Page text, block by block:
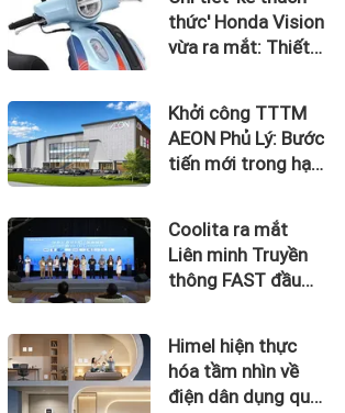
hùng quan Tây
Bắc”
thức' Honda Vision
vừa ra mắt: Thiết
triệu đồng
Khởi công TTTM
AEON Phủ Lý: Bước
tiến mới trong hạ
Coolita ra mắt
Liên minh Truyền
thông FAST đầu
truyền hình hàng
đầu
Himel hiện thực
hóa tầm nhìn về
điện dân dụng qua